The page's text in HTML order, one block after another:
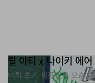
패션
마치 초기 샘플같은 모습.
Jun 5, 2026